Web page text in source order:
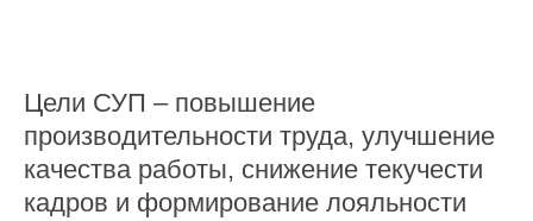
Цели СУП – повышение
производительности труда, улучшение
качества работы, снижение текучести
кадров и формирование лояльности